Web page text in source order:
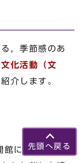
，季節感のあ
文化活動（文
介します。
に向けて整備
先頭へ戻る